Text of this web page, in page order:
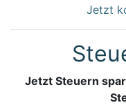
Jetzt
Jetzt Steuern